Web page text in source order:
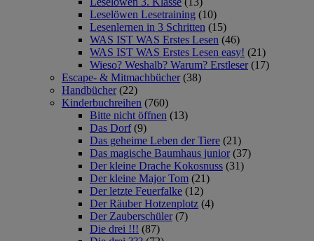
Leselöwen Lesetraining (10)
Lesenlernen in 3 Schritten (15)
WAS IST WAS Erstes Lesen (46)
WAS IST WAS Erstes Lesen easy! (21)
Wieso? Weshalb? Warum? Erstleser (17)
Escape- & Mitmachbücher (38)
Handbücher (22)
Kinderbuchreihen (760)
Bitte nicht öffnen (13)
Das Dorf (9)
Das geheime Leben der Tiere (21)
Das magische Baumhaus junior (37)
Der kleine Drache Kokosnuss (31)
Der kleine Major Tom (21)
Der letzte Feuerfalke (12)
Der Räuber Hotzenplotz (4)
Der Zauberschüler (7)
Die drei !!! (87)